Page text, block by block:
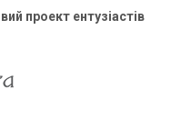
проект ентузіастів